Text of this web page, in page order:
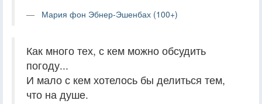
Мария фон Эбнер-Эшенбах (100+)
Как много тех, с кем можно обсудить
погоду...
И мало с кем хотелось бы делиться тем,
что на душе.